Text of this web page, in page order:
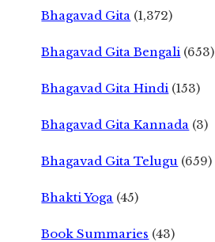
Bhagavad Gita (1,372)
Bhagavad Gita Bengali (653)
Bhagavad Gita Hindi (153)
Bhagavad Gita Kannada (3)
Bhagavad Gita Telugu (659)
Bhakti Yoga (45)
Book Summaries (43)